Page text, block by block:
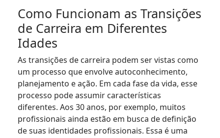
Como Funcionam as Transições
de Carreira em Diferentes
Idades
As transições de carreira podem ser vistas como
um processo que envolve autoconhecimento,
planejamento e ação. Em cada fase da vida, esse
processo pode assumir características
diferentes. Aos 30 anos, por exemplo, muitos
profissionais ainda estão em busca de definição
de suas identidades profissionais. Essa é uma